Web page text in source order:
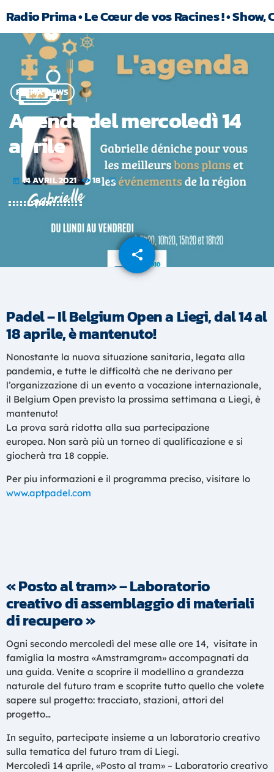
Radio Prima • Le Cœur de vos Racines ! •
PRIMA NEWS
Agenda del mercoledì 14
aprile
today 14 AVRIL 2021 18
share
email
Padel – Il Belgium Open a Liegi, dal 14 al
18 aprile, è mantenuto!
Nonostante la nuova situazione sanitaria, legata alla
pandemia, e tutte le difficoltà che ne derivano per
l’organizzazione di un evento a vocazione internazionale,
il Belgium Open previsto la prossima settimana a Liegi, è
mantenuto!
La prova sarà ridotta alla sua partecipazione
europea. Non sarà più un torneo di qualificazione e si
giocherà tra 18 coppie.
Per piu informazioni e il programma preciso, visitare lo
www.aptpadel.com
« Posto al tram» – Laboratorio
creativo di assemblaggio di materiali
di recupero »
Ogni secondo mercoledì del mese alle ore 14, visitate in
famiglia la mostra «Amstramgram» accompagnati da
una guida. Venite a scoprire il modellino a grandezza
naturale del futuro tram e scoprite tutto quello che volete
sapere sul progetto: tracciato, stazioni, attori del
progetto…
In seguito, partecipate insieme a un laboratorio creativo
sulla tematica del futuro tram di Liegi.
Mercoledì 14 aprile, «Posto al tram» – Laboratorio creativo